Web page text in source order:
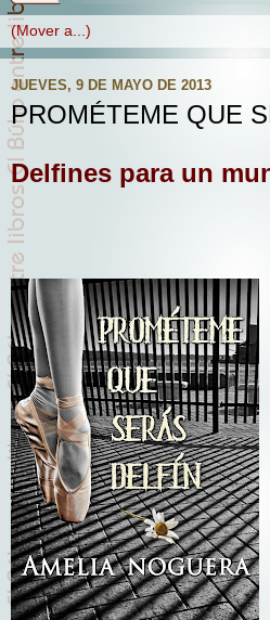
JUEVES, 9 DE MAYO DE 2013
PROMÉTEME QUE
Delfines para un